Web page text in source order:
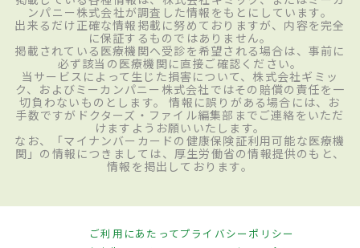
ンパニー株式会社が調査した情報をもとにしています。
出来るだけ正確な情報掲載に努めておりますが、内容を完全
に保証するものではありません。
掲載されている医療機関へ受診を希望される場合は、事前に
必ず該当の医療機関に直接ご確認ください。
当サービスによって生じた損害について、株式会社ギミッ
ク、およびミーカンパニー株式会社ではその賠償の責任を一
切負わないものとします。 情報に誤りがある場合には、お
手数ですがドクターズ・ファイル編集部までご連絡をいただ
けますようお願いいたします。
なお、「マイナンバーカードの健康保険証利用可能な医療機
関」の情報につきましては、厚生労働省の情報提供のもと、
情報を掲出しております。
ご利用にあたってプライバシーポリシー